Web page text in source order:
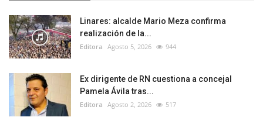
Linares: alcalde Mario Meza confirma
realización de la...
Editora Agosto 5, 2026 944
Ex dirigente de RN cuestiona a concejal
Pamela Ávila tras...
Editora Agosto 2, 2026 517